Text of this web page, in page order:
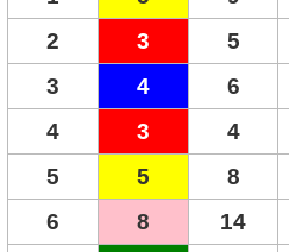
2
3 5
3
4 6
4
3 4
5
5 8
6
8 14